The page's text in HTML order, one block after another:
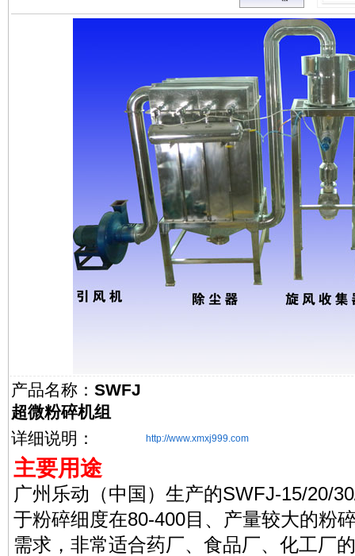
产品名称： SWFJ
超微粉碎机组
详细说明：
http://www.xmxj999.com
主要用途
广州乐动（中国）生产的SWFJ-15/20/
于粉碎细度在80-400目、产量较大的粉
需求，非常适合药厂、食品厂、化工厂